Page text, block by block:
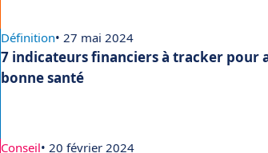
Définition• 27 mai 2024
7 indicateurs financiers à tracker pour
bonne santé
Conseil• 20 février 2024